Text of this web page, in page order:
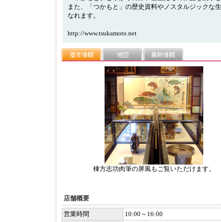
また、「つかもと」の歴史資料やノスタルジックな
なれます。
http://www.tsukamoto.net
棟方志功肉筆の屏風もご覧いただけます。
店舗概要
営業時間 10:00～16:00